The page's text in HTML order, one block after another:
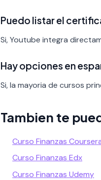
Puedo listar el
Si, Youtube integra
Hay opciones en
Si, la mayoria de cursos
Tambien te
Curso Finanzas
Curso Finanzas Edx
Curso Finanzas Udemy